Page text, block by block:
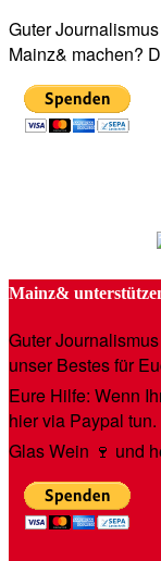
Guter
Mainz& machen?
Mainz&
Guter
unser Bestes für
Eure Hilfe: Wenn
hier via Paypal
Glas Wein 🍷 und